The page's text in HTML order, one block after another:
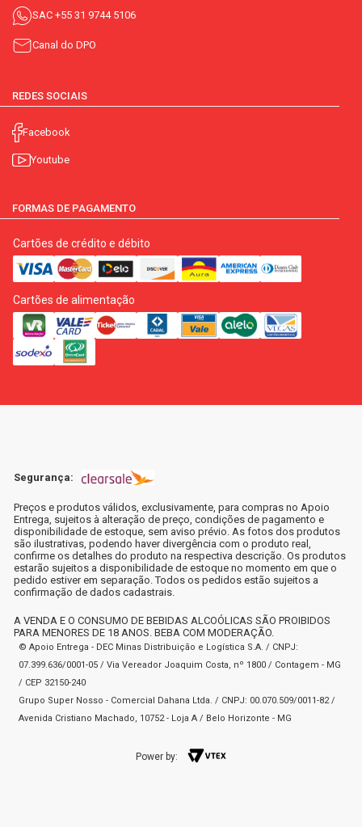
SAC +55 31 9744 5106
Canal do DPO
REDES SOCIAIS
Facebook
Youtube
FORMAS DE PAGAMENTO
Cartões de crédito e débito
Cartões de alimentação
Segurança:
Preços e produtos válidos, exclusivamente, para compras no Apoio
Entrega, sujeitos à alteração de preço, condições de pagamento e
disponibilidade de estoque, sem aviso prévio. As fotos dos produtos
são ilustrativas, podendo haver divergência com o produto real,
confirme os detalhes do produto na respectiva descrição. Os produtos
estarão sujeitos a disponibilidade de estoque no momento em que o
pedido estiver em separação. Todos os pedidos estão sujeitos a
confirmação de dados cadastrais.
A VENDA E O CONSUMO DE BEBIDAS ALCOÓLICAS SÃO PROIBIDOS
PARA MENORES DE 18 ANOS. BEBA COM MODERAÇÃO.
© Apoio Entrega - DEC Minas Distribuição e Logística S.A. / CNPJ:
07.399.636/0001-05 / Via Vereador Joaquim Costa, nº 1800 / Contagem - MG
/ CEP 32150-240
Grupo Super Nosso - Comercial Dahana Ltda. / CNPJ: 00.070.509/0011-82 /
Avenida Cristiano Machado, 10752 - Loja A / Belo Horizonte - MG
Power by: